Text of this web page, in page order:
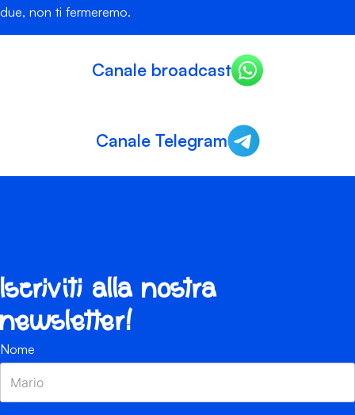
due, non ti fermeremo.
Canale broadcast
Canale Telegram
Iscriviti alla nostra
newsletter!
Nome